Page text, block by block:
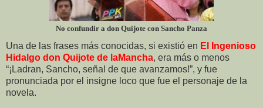
No confundir a don Quijote con Sancho Panza
Una de las frases más conocidas, si existió en El Ingenioso
Hidalgo don Quijote de laMancha, era más o menos
“¡Ladran, Sancho, señal de que avanzamos!”, y fue
pronunciada por el insigne loco que fue el personaje de la
novela.